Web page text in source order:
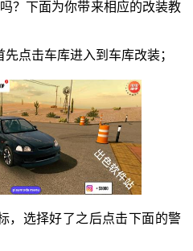
？下面为你带来相应的改装教
点击车库进入到车库改装；
，选择好了之后点击下面的警